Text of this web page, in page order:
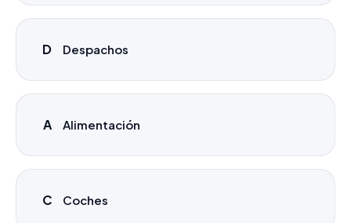
D Despachos
A Alimentación
C Coches